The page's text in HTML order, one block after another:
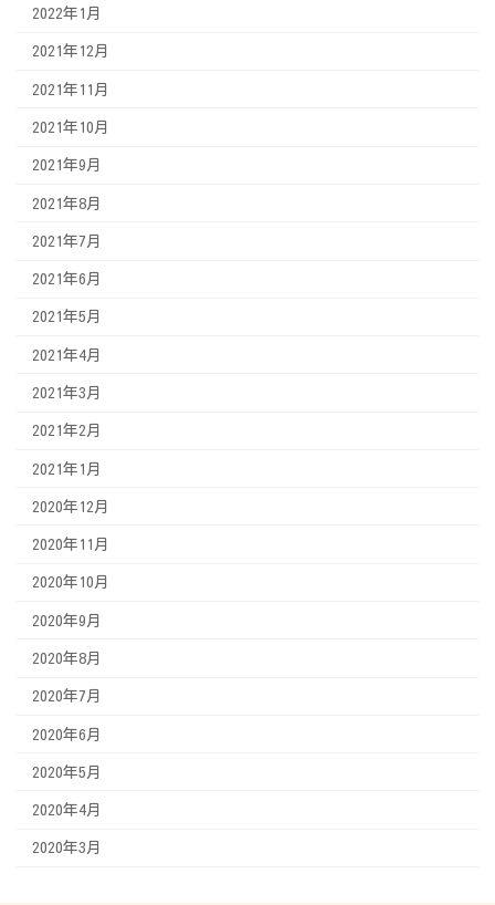
2022年1月
2021年12月
2021年11月
2021年10月
2021年9月
2021年8月
2021年7月
2021年6月
2021年5月
2021年4月
2021年3月
2021年2月
2021年1月
2020年12月
2020年11月
2020年10月
2020年9月
2020年8月
2020年7月
2020年6月
2020年5月
2020年4月
2020年3月